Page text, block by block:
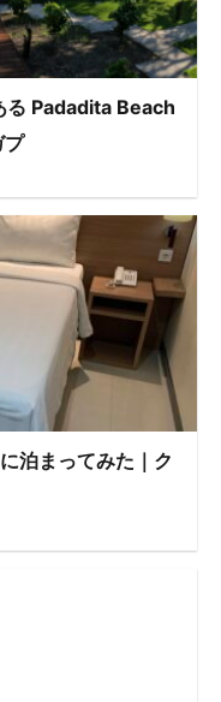
る Padadita Beach
プ
泊まってみた｜ク